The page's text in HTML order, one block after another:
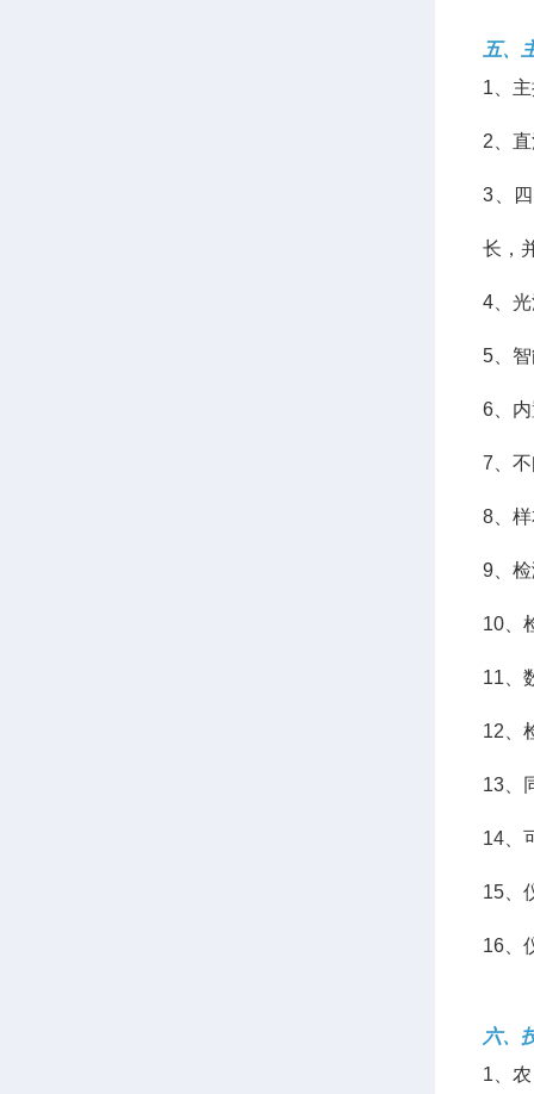
五、
1、
2、
3、
长，
4、
5、
6、
7、
8、
9、
10、
11、
12、
13、
14、
15、
16、
六、
1、